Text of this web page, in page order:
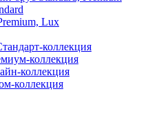
Lux
коллекция
коллекция
коллекция
коллекция